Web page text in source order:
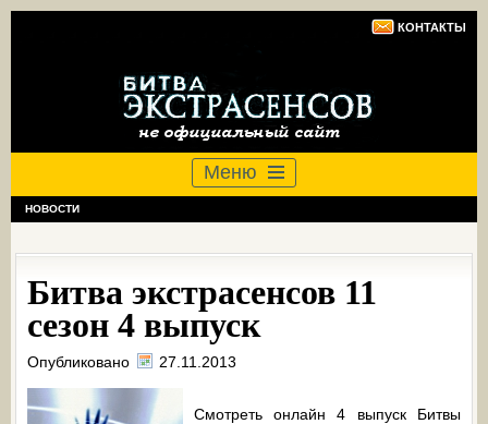
КОНТАКТЫ
Меню
НОВОСТИ
Битва экстрасенсов 11
сезон 4 выпуск
Опубликовано 27.11.2013
Смотреть онлайн 4 выпуск Битвы